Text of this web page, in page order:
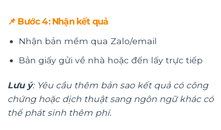
📌 Bước 4: Nhận kết quả
Nhận bản mềm qua Zalo/email
Bản giấy gửi về nhà hoặc đến lấy trực tiếp
Lưu ý: Yêu cầu thêm bản sao kết quả có công
chứng hoặc dịch thuật sang ngôn ngữ khác có
thể phát sinh thêm phí.